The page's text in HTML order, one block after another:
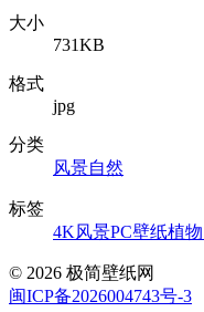
大小
731KB
格式
jpg
分类
风景自然
标签
4K风景PC壁纸植物
© 2026 极简壁纸网
闽ICP备2026004743号-3